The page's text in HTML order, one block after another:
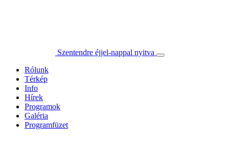
Szentendre éjjel-nappal nyitva
Rólunk
Térkép
Info
Hírek
Programok
Galéria
Programfüzet